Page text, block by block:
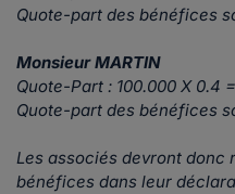
Quote-part des bénéfices
Monsieur MARTIN
Quote-Part : 100.000 X 0.4
Quote-part des bénéfices
Les associés devront
bénéfices dans leur